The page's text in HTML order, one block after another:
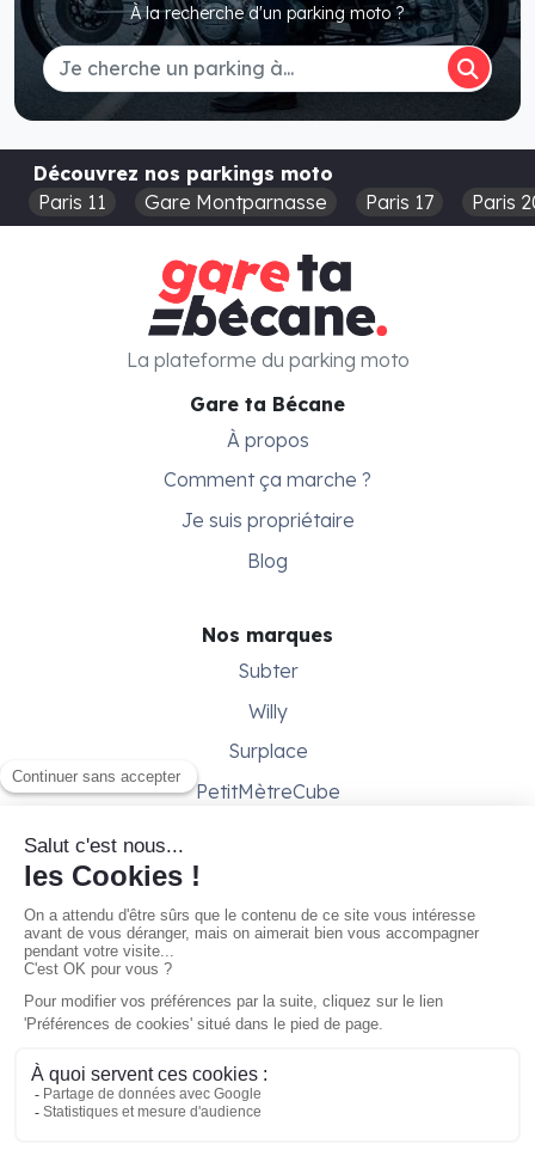
À la recherche d'un parking moto ?
Découvrez nos parkings moto
Paris 11
Gare Montparnasse Paris 17 Paris
Gare ta Bécane
À propos
Comment ça marche ?
Je suis propriétaire
Blog
Nos marques
Subter
Willy
Surplace
PetitMètreCube
Besoin d'aide ?
Conditions générales
Gestion des cookies
La plateforme du parking moto